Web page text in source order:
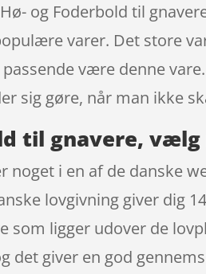
og Foderbold til
varer. Det store
være denne
sig gøre, når man ikke
til gnavere,
noget i en af de danske
lovgivning giver dig
som ligger udover de
det giver en god